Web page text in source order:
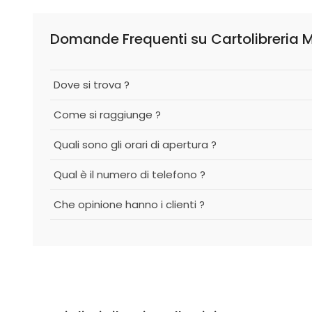
Domande Frequenti su Cartolibreria
Dove si trova ?
Come si raggiunge ?
Quali sono gli orari di apertura ?
Qual è il numero di telefono ?
Che opinione hanno i clienti ?